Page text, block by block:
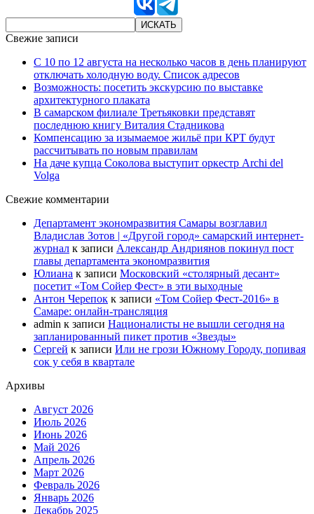
Свежие записи
С 10 по 12 августа на несколько часов в день планируют
отключать холодную воду. Список адресов
Возможность: посетить экскурсию по выставке
архитектурного плаката
В самарском филиале Третьяковки представят
последнюю книгу Виталия Стадникова
Компенсацию за изымаемое жильё при КРТ будут
рассчитывать по новым правилам
На даче купца Соколова выступит оркестр Archi del
Volga
Свежие комментарии
Департамент экономразвития Самары возглавил
Владислав Зотов | «Другой город» самарский интернет-
журнал к записи Александр Андриянов покинул пост
главы департамента экономразвития
Юлиана к записи Московский «столярный десант»
посетит «Том Сойер Фест» в эти выходные
Антон Черепок к записи «Том Сойер Фест-2016» в
Самаре: онлайн-трансляция
admin к записи Националисты не вышли сегодня на
запланированный пикет против «Звезды»
Сергей к записи Или не грози Южному Городу, попивая
сок у себя в квартале
Архивы
Август 2026
Июль 2026
Июнь 2026
Май 2026
Апрель 2026
Март 2026
Февраль 2026
Январь 2026
Декабрь 2025